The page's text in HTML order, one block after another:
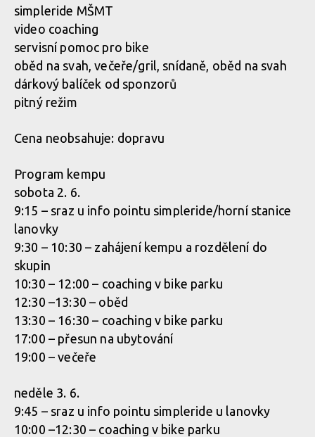
simpleride MŠMT
video coaching
servisní pomoc pro bike
oběd na svah, večeře/gril, snídaně, oběd na svah
dárkový balíček od sponzorů
pitný režim
Cena neobsahuje: dopravu
Program kempu
sobota 2. 6.
9:15 – sraz u info pointu simpleride/horní stanice
lanovky
9:30 – 10:30 – zahájení kempu a rozdělení do
skupin
10:30 – 12:00 – coaching v bike parku
12:30 –13:30 – oběd
13:30 – 16:30 – coaching v bike parku
17:00 – přesun na ubytování
19:00 – večeře
neděle 3. 6.
9:45 – sraz u info pointu simpleride u lanovky
10:00 –12:30 – coaching v bike parku